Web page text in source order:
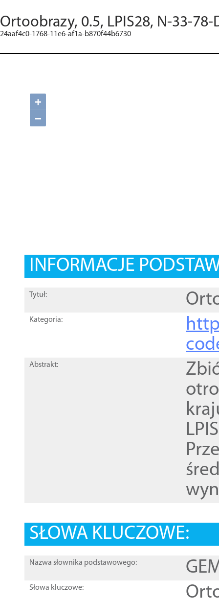
Ortoobrazy, 0.5, LPIS28, N-33-78-
24aaf4c0-1768-11e6-af1a-b870f44b6730
+
−
INFORMACJE
Tytuł:
Kategoria:
Abstrakt:
SŁOWA KLUCZOWE:
Nazwa słownika podstawowego:
Słowa kluczowe: